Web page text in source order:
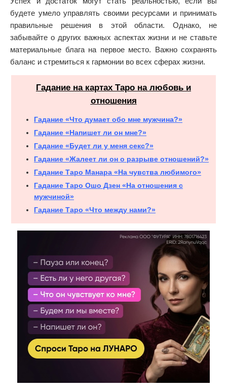
будете умело управлять своими ресурсами и принимать
правильные решения в этой области. Однако, не
забывайте о других важных аспектах жизни и не ставьте
материальные блага на первое место. Важно сохранять
баланс и стремиться к гармонии во всех сферах жизни.
Гадание на картах Таро на любовь и
отношения
Гадание «Что думает обо мне мужчина?»
Гадание «Напишет ли он мне?»
Гадание «Будет ли у меня секс?»
Гадание «Жалеет ли он о разрыве отношений?»
Гадание Таро Манара «На чувства любимого»
Гадание Таро Ошо Дзен «На отношения с
мужчиной»
Гадание Таро «Что между нами?»